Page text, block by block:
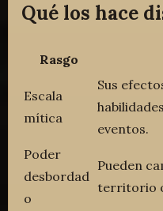
Qué los hace
Rasgo
Escala
mítica
Sus
eventos.
Poder
desbordad
o
Pueden
territorio